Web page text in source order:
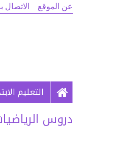
عن الموقع الاتصال
التعليم
دروس